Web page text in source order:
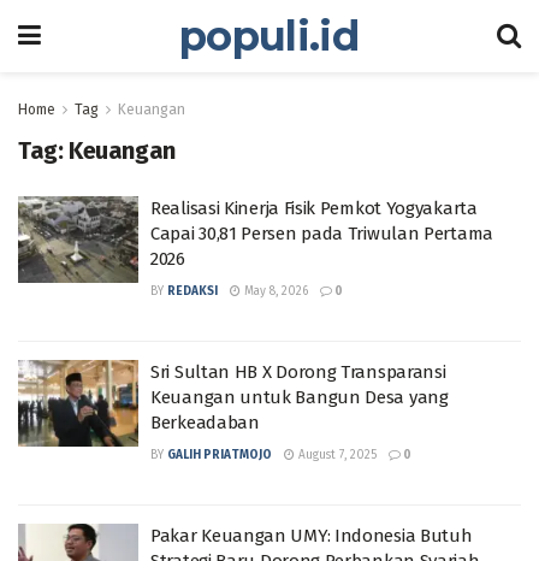
populi.id
Home Tag Keuangan
Tag: Keuangan
Realisasi Kinerja Fisik Pemkot Yogyakarta
Capai 30,81 Persen pada Triwulan Pertama
2026
BY REDAKSI May 8, 2026 0
Sri Sultan HB X Dorong Transparansi
Keuangan untuk Bangun Desa yang
Berkeadaban
BY GALIH PRIATMOJO August 7, 2025 0
Pakar Keuangan UMY: Indonesia Butuh